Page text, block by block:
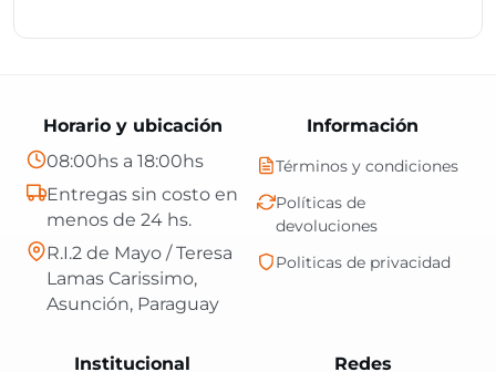
RedesCentral Shop es
Información
Términos y condiciones
Políticas de
devoluciones
Politicas de privacidad
Institucional
Horario y ubicación
08:00hs a 18:00hs
Entregas sin costo en
menos de 24 hs.
R.I.2 de Mayo / Teresa
Lamas Carissimo,
Asunción, Paraguay